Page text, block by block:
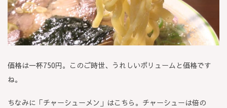
価格は一杯750円。このご時世、うれしいボリュームと価格です
ね。
ちなみに「チャーシューメン」はこちら。チャーシューは倍の